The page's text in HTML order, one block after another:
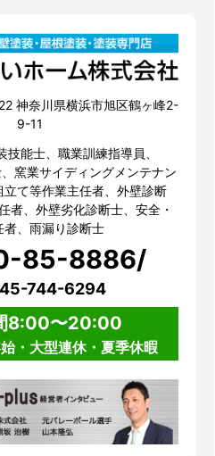
神奈川県横浜市旭区鶴ヶ峰2-
9-11
技能士、職業訓練指導員、
窯業サイディングメンテナン
立て等作業主任者、外壁診断
者、外壁劣化診断士、安全・
者、雨漏り診断士
85-8886/
744-6294
8:00〜20:00
・大型連休・夏季休暇